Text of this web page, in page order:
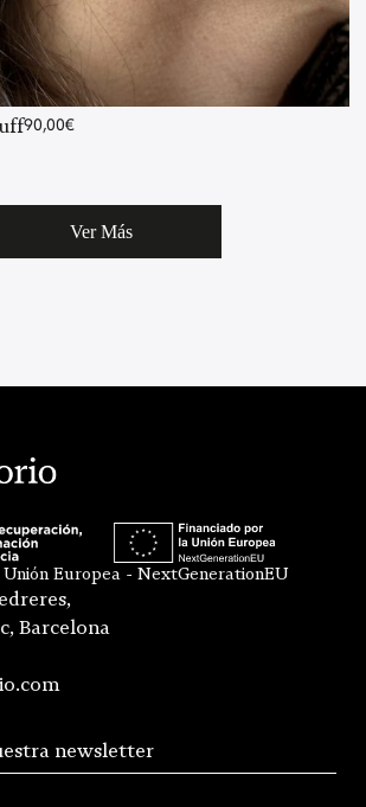
90,00€
Ver Más
Europea - NextGenerationEU
Barcelona